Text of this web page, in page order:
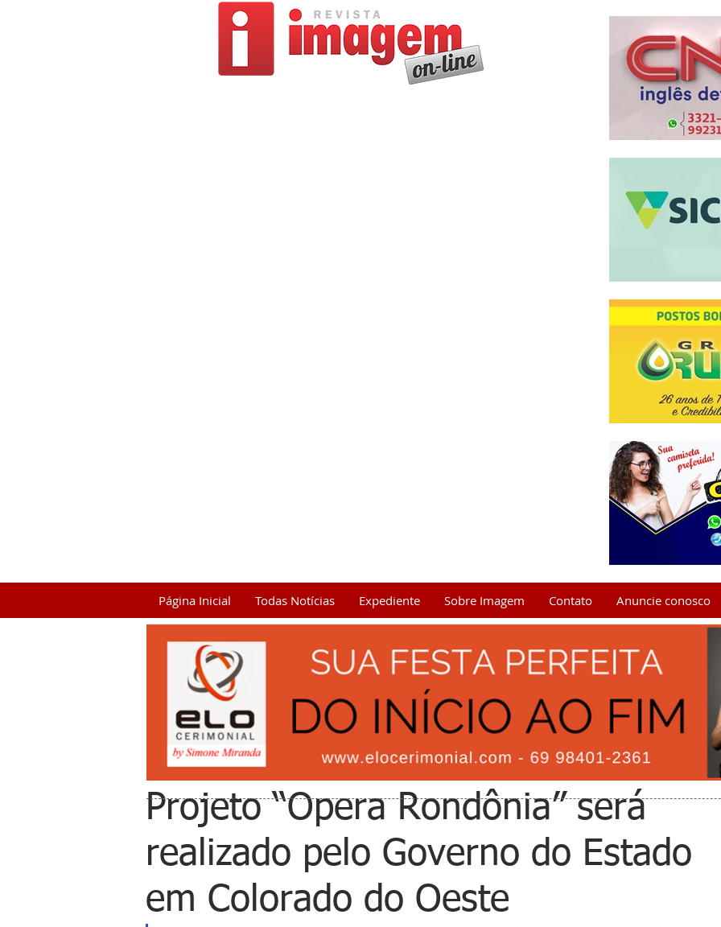
Página Inicial Todas Notícias Expediente Sobre Imagem Contato Anuncie conosco
Projeto “Opera Rondônia” será
realizado pelo Governo do Estado
em Colorado do Oeste